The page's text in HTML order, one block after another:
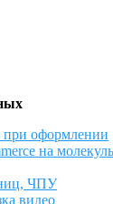
оформлении
на
ЧПУ
видео